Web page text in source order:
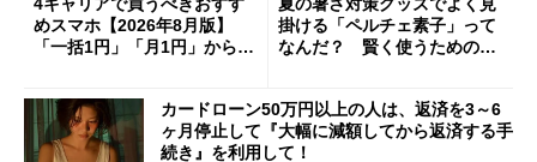
めスマホ【2026年8月版】
「一括1円」「月1円」からお
掛ける「ペルチェ素子」って
なんだ？ 賢く使うための注
カードローン50万円以上の人は、返済を3～6
ヶ月停止して『大幅に減額してから返済する手
続き』を利用して！